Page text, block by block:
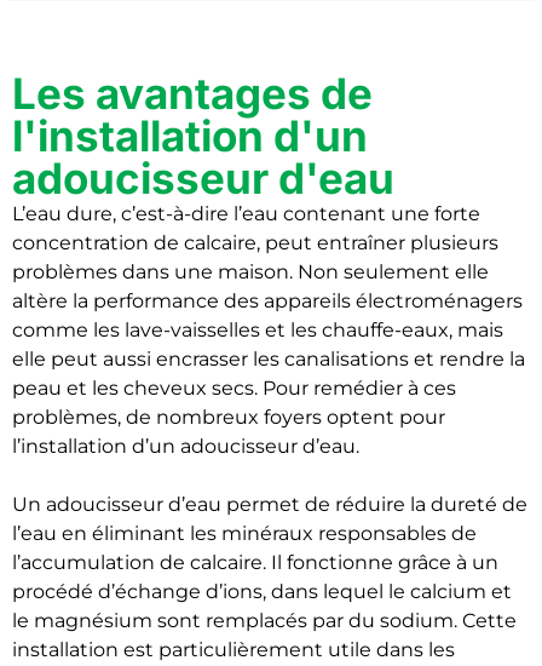
Les avantages de
l'installation d'un
adoucisseur d'eau
L’eau dure, c’est-à-dire l’eau contenant une forte
concentration de calcaire, peut entraîner plusieurs
problèmes dans une maison. Non seulement elle
altère la performance des appareils électroménagers
comme les lave-vaisselles et les chauffe-eaux, mais
elle peut aussi encrasser les canalisations et rendre la
peau et les cheveux secs. Pour remédier à ces
problèmes, de nombreux foyers optent pour
l’installation d’un adoucisseur d’eau.
Un adoucisseur d’eau permet de réduire la dureté de
l’eau en éliminant les minéraux responsables de
l’accumulation de calcaire. Il fonctionne grâce à un
procédé d’échange d’ions, dans lequel le calcium et
le magnésium sont remplacés par du sodium. Cette
installation est particulièrement utile dans les